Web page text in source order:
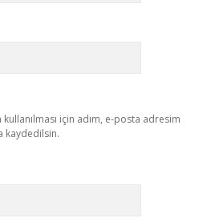
için adım, e-posta adresim
kaydedilsin.